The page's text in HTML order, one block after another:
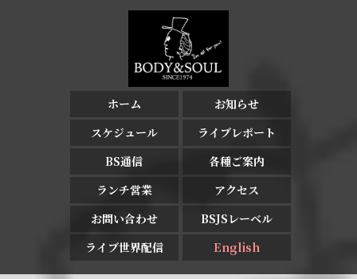
ホーム
お知らせ
スケジュール
ライブレポート
BS通信
各種ご案内
ランチ営業
アクセス
お問い合わせ
BSJSレーベル
ライブ世界配信
English